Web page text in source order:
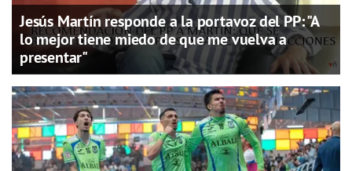
Jesús Martín responde a la portavoz del PP: "A
lo mejor tiene miedo de que me vuelva a
presentar"